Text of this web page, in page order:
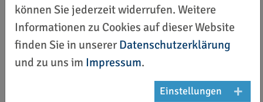
Aus diesem Grund möchten wir den Jugendlichen
im besonderen Maße einmal DANKE! sagen und
sie für das gezeigte Engagement in ihrem
Sportverein auszeichnen.
Seit dem Jahr 2020 ehren wir in zwei
können Sie jederzeit widerrufen. Weitere
Informationen zu Cookies auf dieser Website
finden Sie in unsererDatenschutzerklärung
und zu uns im Impressum.
Einstellungen